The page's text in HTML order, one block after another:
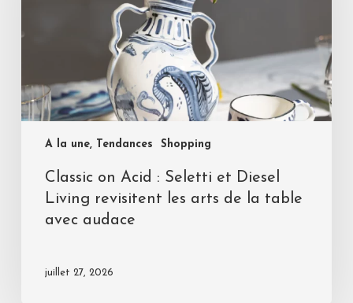
A la une, Tendances Shopping
Classic on Acid : Seletti et Diesel
Living revisitent les arts de la table
avec audace
juillet 27, 2026